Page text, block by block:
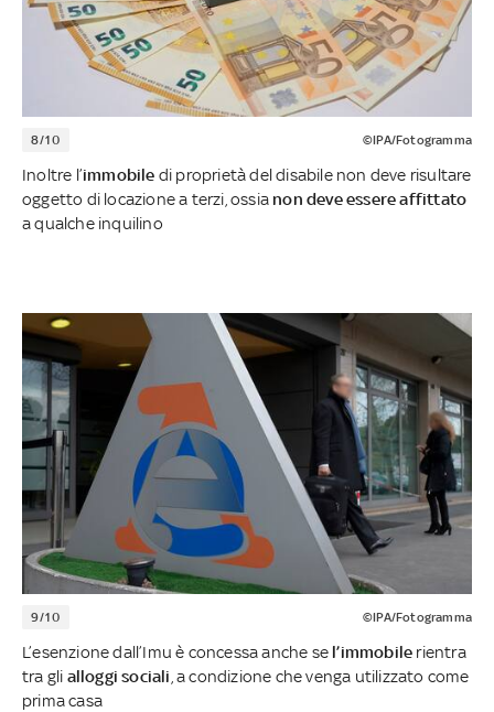
8/10 ©IPA/Fotogramma
Inoltre l’immobile di proprietà del disabile non deve risultare
oggetto di locazione a terzi, ossia non deve essere affittato
a qualche inquilino
9/10 ©IPA/Fotogramma
L’esenzione dall’Imu è concessa anche se l’immobile rientra
tra gli alloggi sociali, a condizione che venga utilizzato come
prima casa